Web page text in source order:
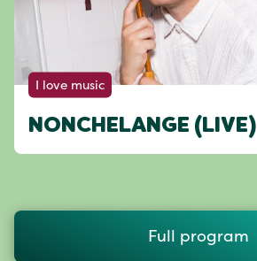
I love music
NONCHELANGE (LIVE)
Full program